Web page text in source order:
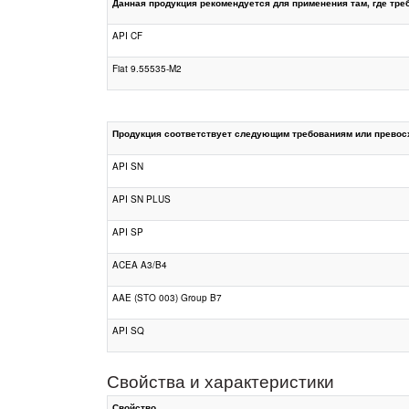
Данная продукция рекомендуется для применения там, где
API CF
Fiat 9.55535-M2
Продукция соответствует следующим требованиям или
API SN
API SN PLUS
API SP
ACEA A3/B4
AAE (STO 003) Group B7
API SQ
Свойства и характеристики